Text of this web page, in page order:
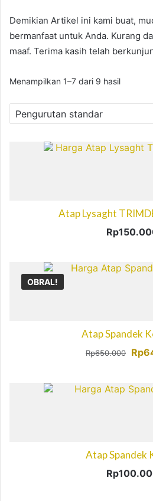
Demikian Artikel ini kami buat,
bermanfaat untuk Anda. Kurang
maaf. Terima kasih telah
Menampilkan 1–7 dari 9 hasil
Atap Lysaght
Rp
OBRAL!
Atap Spandek
Rp650.000 Rp
Atap Spandek
Rp